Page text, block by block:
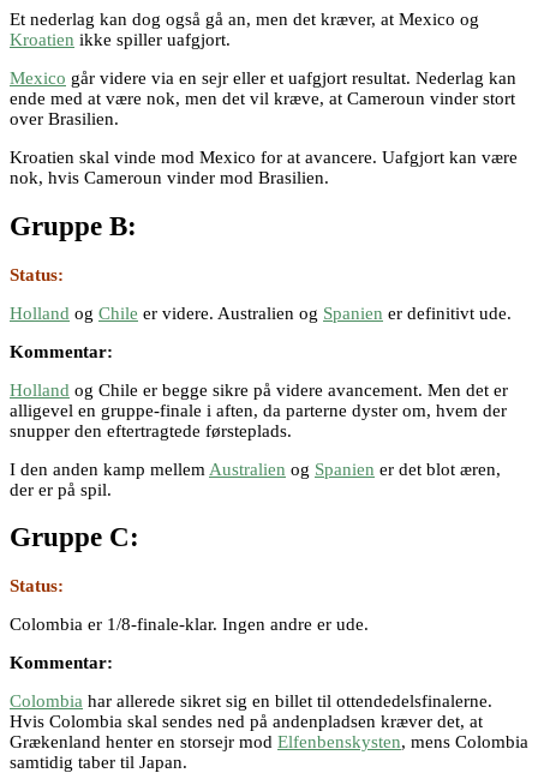
Et nederlag kan dog også gå an, men det kræver, at Mexico og
Kroatien ikke spiller uafgjort.
Mexico går videre via en sejr eller et uafgjort resultat. Nederlag kan
ende med at være nok, men det vil kræve, at Cameroun vinder stort
over Brasilien.
Kroatien skal vinde mod Mexico for at avancere. Uafgjort kan være
nok, hvis Cameroun vinder mod Brasilien.
Gruppe B:
Status:
Holland og Chile er videre. Australien og Spanien er definitivt ude.
Kommentar:
Holland og Chile er begge sikre på videre avancement. Men det er
alligevel en gruppe-finale i aften, da parterne dyster om, hvem der
snupper den eftertragtede førsteplads.
I den anden kamp mellem Australien og Spanien er det blot æren,
der er på spil.
Gruppe C:
Status:
Colombia er 1/8-finale-klar. Ingen andre er ude.
Kommentar:
Colombia har allerede sikret sig en billet til ottendedelsfinalerne.
Hvis Colombia skal sendes ned på andenpladsen kræver det, at
Grækenland henter en storsejr mod Elfenbenskysten, mens Colombia
samtidig taber til Japan.